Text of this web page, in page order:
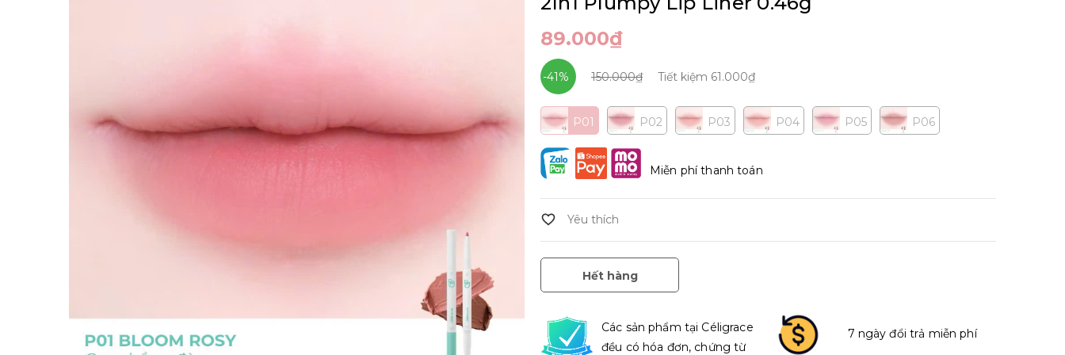
89.000₫
-41% 150.000₫ Tiết kiệm 61.000₫
P01 P02 P03 P04 P05 P06
Miễn phí thanh toán
Hết hàng
Các sản phẩm tại Céligrace
đều có hóa đơn, chứng từ
7 ngày đổi trả miễn phí